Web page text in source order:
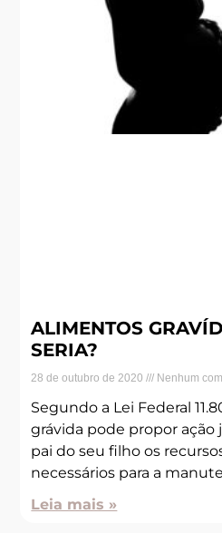
ALIMENTOS
SERIA?
28 de outubro de 2020 Nenhum
Segundo a Lei Federal
grávida pode propor
pai do seu filho os
necessários para a
Leia mais »